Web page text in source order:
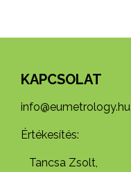
KAPCSOLAT
info@eumetrology.hu
Értékesítés:
Tancsa Zsolt,